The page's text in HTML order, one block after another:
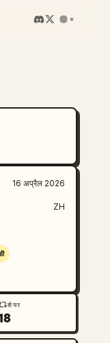
16 अप्रैल 2026
ZH
शेयर